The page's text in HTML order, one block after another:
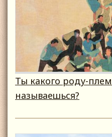
Ты какого роду-
называешься?